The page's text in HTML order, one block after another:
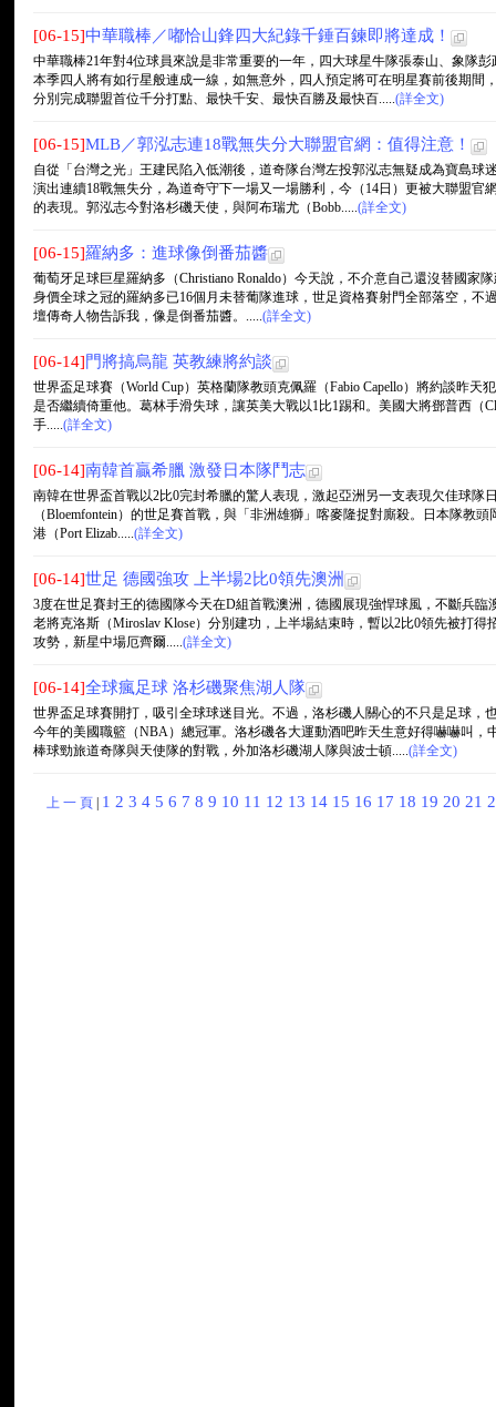
[06-15]中華職棒／嘟恰山鋒四大紀錄千錘百鍊即將達成！
中華職棒21年對4位球員來說是非常重要的一年，四大球星牛隊張泰山、象隊
本季四人將有如行星般連成一線，如無意外，四人預定將可在明星賽前後期間
分別完成聯盟首位千分打點、最快千安、最快百勝及最快百.....(詳全文)
[06-15]MLB／郭泓志連18戰無失分大聯盟官網：值得注意！
自從「台灣之光」王建民陷入低潮後，道奇隊台灣左投郭泓志無疑成為寶島球
演出連續18戰無失分，為道奇守下一場又一場勝利，今（14日）更被大聯盟官
的表現。郭泓志今對洛杉磯天使，與阿布瑞尤（Bobb.....(詳全文)
[06-15]羅納多：進球像倒番茄醬
葡萄牙足球巨星羅納多（Christiano Ronaldo）今天說，不介意自己還沒替國家
身價全球之冠的羅納多已16個月未替葡隊進球，世足資格賽射門全部落空，不
壇傳奇人物告訴我，像是倒番茄醬。.....(詳全文)
[06-14]門將搞烏龍 英教練將約談
世界盃足球賽（World Cup）英格蘭隊教頭克佩羅（Fabio Capello）將約談昨天
是否繼續倚重他。葛林手滑失球，讓英美大戰以1比1踢和。美國大將鄧普西（
手.....(詳全文)
[06-14]南韓首贏希臘 激發日本隊鬥志
南韓在世界盃首戰以2比0完封希臘的驚人表現，激起亞洲另一支表現欠佳球隊
（Bloemfontein）的世足賽首戰，與「非洲雄獅」喀麥隆捉對廝殺。日本隊教
港（Port Elizab.....(詳全文)
[06-14]世足 德國強攻 上半場2比0領先澳洲
3度在世足賽封王的德國隊今天在D組首戰澳洲，德國展現強悍球風，不斷兵臨
老將克洛斯（Miroslav Klose）分別建功，上半場結束時，暫以2比0領先被打
攻勢，新星中場厄齊爾.....(詳全文)
[06-14]全球瘋足球 洛杉磯聚焦湖人隊
世界盃足球賽開打，吸引全球球迷目光。不過，洛杉磯人關心的不只是足球，
今年的美國職籃（NBA）總冠軍。洛杉磯各大運動酒吧昨天生意好得嚇嚇叫，
棒球勁旅道奇隊與天使隊的對戰，外加洛杉磯湖人隊與波士頓.....(詳全文)
上 一 頁| 1 2 3 4 5 6 7 8 9 10 11 12 13 14 15 16 17 18 19 20 21